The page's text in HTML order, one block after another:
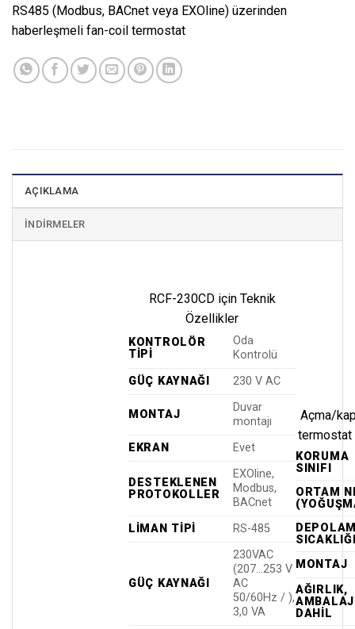
RS485 (Modbus, BACnet veya EXOline) üzerinden
haberleşmeli fan-coil termostat
AÇIKLAMA
İNDIRMELER
RCF-230CD için Teknik
Özellikler
KONTROLÖR
TIPI
Oda
Kontrolü
GÜÇ KAYNAĞI
230 V AC
MONTAJ
Duvar
montajı
EKRAN
Evet
DESTEKLENEN
PROTOKOLLER
EXOline,
Modbus,
BACnet
LIMAN TIPI
RS-485
GÜÇ KAYNAĞI
230VAC
(207...253 V
AC
50/60Hz / ),
3,0 VA
Açma/
termostat
KORUMA
SINIFI
ORTAM
MONTAJ
AĞIRLIK,
AMBALAJ
DAHIL